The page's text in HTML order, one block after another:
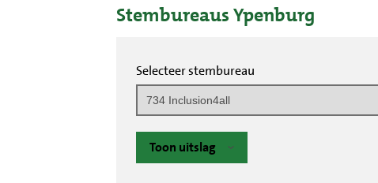
Stembureaus Ypenburg
Selecteer stembureau
Toon uitslag